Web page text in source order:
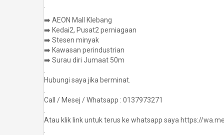
.
➡️ AEON Mall Klebang
➡️ Kedai2, Pusat2 perniagaan
➡️ Stesen minyak
➡️ Kawasan perindustrian
➡️ Surau diri Jumaat 50m
.
Hubungi saya jika berminat.
.
Call / Mesej / Whatsapp : 0137973271
.
Atau klik link untuk terus ke whatsapp saya https://
.